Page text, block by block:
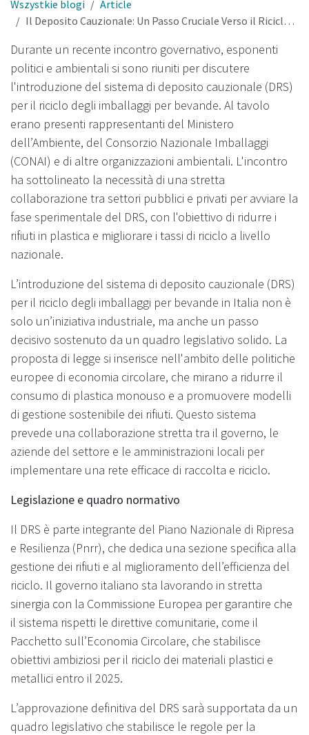
Wszystkie blogi
Article
Il Deposito Cauzionale: Un Passo Cruciale Verso il Riciclo Efficiente degli Imballaggi
Durante un recente incontro governativo, esponenti
politici e ambientali si sono riuniti per discutere
l'introduzione del sistema di deposito cauzionale (DRS)
per il riciclo degli imballaggi per bevande. Al tavolo
erano presenti rappresentanti del Ministero
dell’Ambiente, del Consorzio Nazionale Imballaggi
(CONAI) e di altre organizzazioni ambientali. L'incontro
ha sottolineato la necessità di una stretta
collaborazione tra settori pubblici e privati per avviare la
fase sperimentale del DRS, con l'obiettivo di ridurre i
rifiuti in plastica e migliorare i tassi di riciclo a livello
nazionale.
L’introduzione del sistema di deposito cauzionale (DRS)
per il riciclo degli imballaggi per bevande in Italia non è
solo un’iniziativa industriale, ma anche un passo
decisivo sostenuto da un quadro legislativo solido. La
proposta di legge si inserisce nell'ambito delle politiche
europee di economia circolare, che mirano a ridurre il
consumo di plastica monouso e a promuovere modelli
di gestione sostenibile dei rifiuti. Questo sistema
prevede una collaborazione stretta tra il governo, le
aziende del settore e le amministrazioni locali per
implementare una rete efficace di raccolta e riciclo.
Legislazione e quadro normativo
Il DRS è parte integrante del Piano Nazionale di Ripresa
e Resilienza (Pnrr), che dedica una sezione specifica alla
gestione dei rifiuti e al miglioramento dell’efficienza del
riciclo. Il governo italiano sta lavorando in stretta
sinergia con la Commissione Europea per garantire che
il sistema rispetti le direttive comunitarie, come il
Pacchetto sull’Economia Circolare, che stabilisce
obiettivi ambiziosi per il riciclo dei materiali plastici e
metallici entro il 2025.
L’approvazione definitiva del DRS sarà supportata da un
quadro legislativo che stabilisce le regole per la